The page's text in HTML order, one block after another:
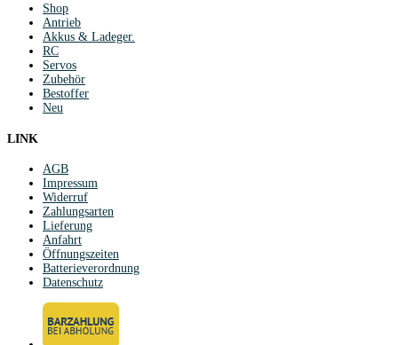
Shop
Antrieb
Akkus & Ladeger.
RC
Servos
Zubehör
Bestoffer
Neu
LINK
AGB
Impressum
Widerruf
Zahlungsarten
Lieferung
Anfahrt
Öffnungszeiten
Batterieverordnung
Datenschutz